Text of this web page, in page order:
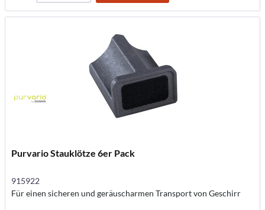
Purvario Stauklötze 6er Pack
915922
Für einen sicheren und geräuscharmen Transport von Geschirr